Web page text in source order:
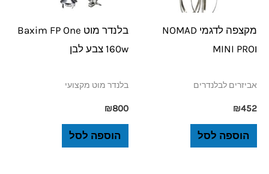
מקצפה לדגמי NOMAD
וMINI PRO
אביזרים לבלנדרים
₪452
הוספה לסל
בלנדר מוט Baxim FP One
160w צבע לבן
בלנדר מוט מקצועי
₪800
הוספה לסל